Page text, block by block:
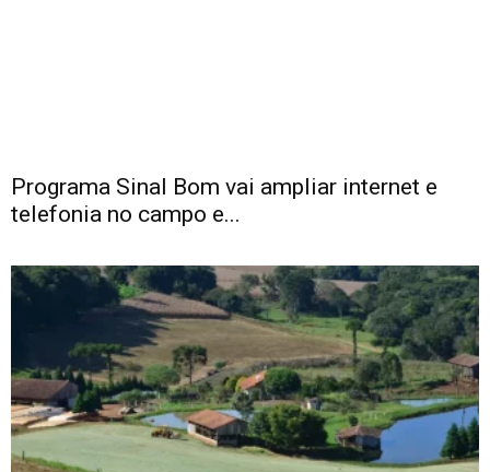
Programa Sinal Bom vai ampliar internet e
telefonia no campo e...